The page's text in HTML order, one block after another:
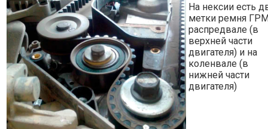
На нексии есть
метки ремня
распредвале (в
верхней части
двигателя) и на
коленвале (в
нижней части
двигателя)